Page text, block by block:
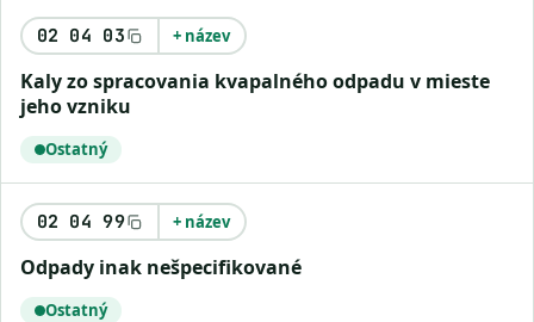
02 04 03 + název
kaly zo spracovania kvapalného odpadu v mieste
jeho vzniku
Ostatný
02 04 99 + název
odpady inak nešpecifikované
Ostatný